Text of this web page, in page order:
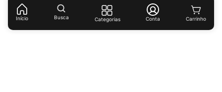
Início Busca Categorias Conta